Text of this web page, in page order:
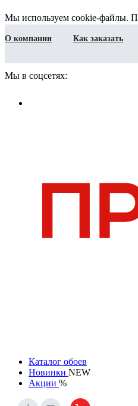
Мы используем cookie-файлы.
О компании Как заказать
Мы в соцсетях:
Каталог обоев
Новинки NEW
Акции %